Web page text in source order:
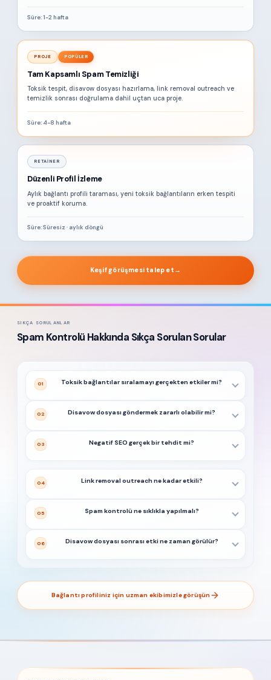
Süre: 1-2 hafta
PROJE POPÜLER
Tam Kapsamlı Spam Temizliği
Toksik tespit, disavow dosyası hazırlama, link removal outreach ve
temizlik sonrası doğrulama dahil uçtan uca proje.
Süre: 4-8 hafta
RETAINER
Düzenli Profil İzleme
Aylık bağlantı profili taraması, yeni toksik bağlantıların erken tespiti
ve proaktif koruma.
Süre: Süresiz · aylık döngü
Keşif görüşmesi talep et →
SIKÇA SORULANLAR
Spam Kontrolü Hakkında Sıkça Sorulan Sorular
01 Toksik bağlantılar sıralamayı gerçekten etkiler mi?
02 Disavow dosyası göndermek zararlı olabilir mi?
03 Negatif SEO gerçek bir tehdit mi?
04 Link removal outreach ne kadar etkili?
05 Spam kontrolü ne sıklıkla yapılmalı?
06 Disavow dosyası sonrası etki ne zaman görülür?
Bağlantı profiliniz için uzman ekibimizle görüşün